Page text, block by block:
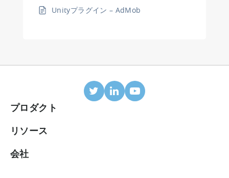
Unityプラグイン – AdMob
プロダクト
モバイルアトリビューション
連携パートナー
リソース
ブログ
会社